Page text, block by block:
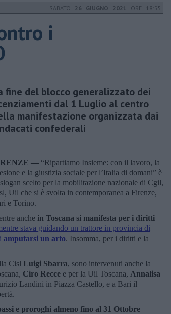
SABATO 26 GIUGNO 2021 ORE 18:55
i
fine del blocco generalizzato dei
dal 1 Luglio al centro
manifestazione organizzata dai
confederali
— “Ripartiamo Insieme: con il lavoro, la
e la giustizia sociale per l’Italia di domani” è
scelto per la mobilitazione nazionale di Cgil,
Uil che si è svolta in contemporanea a Firenze,
e Torino.
anche in Toscana si manifesta per i diritti
stava guidando un trattore in provincia di
amputarsi un arto. Insomma, per i diritti e la
Cisl Luigi Sbarra, sono intervenuti anche la
Ciro Recce e per la Uil Toscana, Annalisa
Landini in Piazza Castello, e a Bari il
e proroghi almeno fino al 31 Ottobre